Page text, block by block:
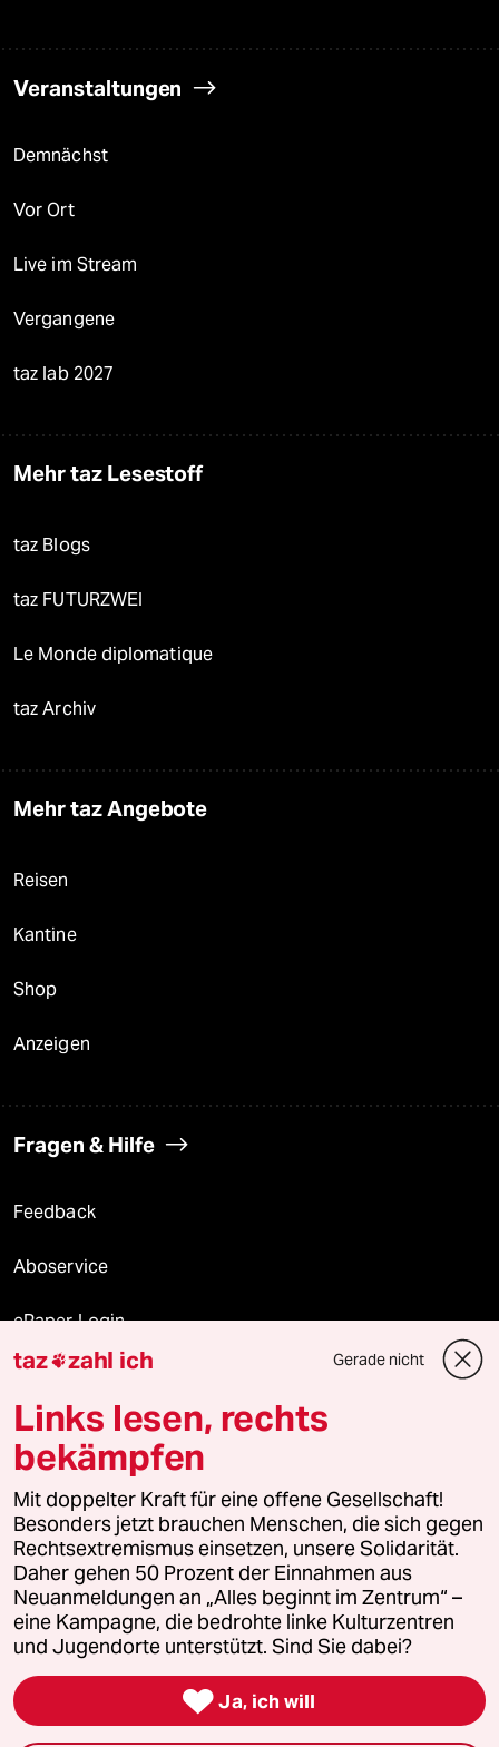
Veranstaltungen
Demnächst
Vor Ort
Live im Stream
Vergangene
taz lab 2027
Mehr taz Lesestoff
taz Blogs
taz FUTURZWEI
Le Monde diplomatique
taz Archiv
Mehr taz Angebote
Reisen
Kantine
Shop
Anzeigen
Fragen & Hilfe
Feedback
Aboservice
ePaper Login
Downloads für Abonnierende
© 2026 taz Verlags und Vertriebs GmbH
Alle Rechte vorbehalten. Bei rechtlichen Fragen oder für Genehmigungen
wenden Sie sich bitte an lizenzen@taz.de
Feedback Redaktionsstatut Kommune-Richtlinien
Leitlinie Informant Datenschutz Impressum AGB
Seitenwende Einwilligungen widerrufen (Ads)
taz zahl ich Gerade nicht
Links lesen, rechts
bekämpfen
Mit doppelter Kraft für eine offene Gesellschaft!
Besonders jetzt brauchen Menschen, die sich gegen
Rechtsextremismus einsetzen, unsere Solidarität.
Daher gehen 50 Prozent der Einnahmen aus
Neuanmeldungen an „Alles beginnt im Zentrum“ –
eine Kampagne, die bedrohte linke Kulturzentren
und Jugendorte unterstützt. Sind Sie dabei?
 Ja, ich will